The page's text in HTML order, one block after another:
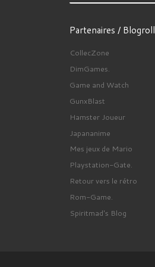
Partenaires / Blogroll
CollecZone
DimGames.
Game and Watch
GunxBlast
Hamster Joueur
Japananime
Mes jeux de Mario
Playstation-Gate.
Retour vers le rétro
Rom-Game.
Spiritmad's Blog